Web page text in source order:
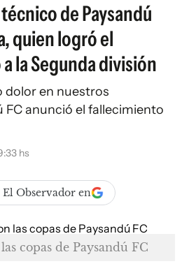
de Paysandú
quien logró el
la Segunda división
dolor en nuestros
FC anunció el fallecimiento
hs
El Observador en
copas de Paysandú FC